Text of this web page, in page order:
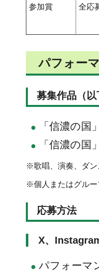
参加賞 全応
パフォー
募集作品（以
「信濃の国
「信濃の
※歌唱、演奏、ダン
※個人またはグルー
応募方法
X、
パフォーマ